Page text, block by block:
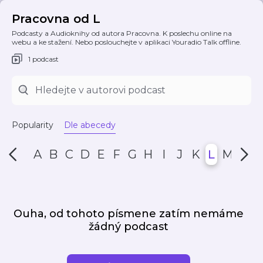
Pracovna od L
Podcasty a Audioknihy od autora Pracovna. K poslechu online na
webu a ke stažení. Nebo poslouchejte v aplikaci Youradio Talk offline.
1 podcast
Popularity Dle abecedy
A B C D E F G H I J K L M N
Ouha, od tohoto písmene zatím nemáme
žádný podcast